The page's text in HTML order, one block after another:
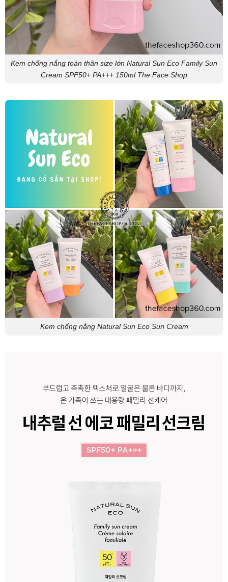
Kem chống nắng toàn thân size lớn Natural Sun Eco Family Sun
Cream SPF50+ PA+++ 150ml The Face Shop
Kem chống nắng Natural Sun Eco Sun Cream